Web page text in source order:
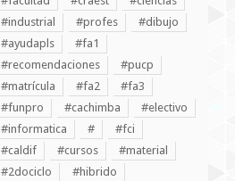
#industrial
#profes
#dibujo
#ayudapls
#fa1
#recomendaciones
#pucp
#matrícula
#fa2
#fa3
#funpro
#cachimba
#electivo
#informatica
#
#fci
#caldif
#cursos
#material
#2dociclo
#hibrido